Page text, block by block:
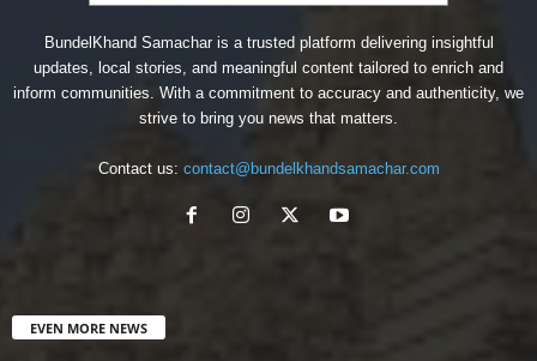
BundelKhand Samachar is a trusted platform delivering insightful
updates, local stories, and meaningful content tailored to enrich and
inform communities. With a commitment to accuracy and authenticity, we
strive to bring you news that matters.
Contact us: contact@bundelkhandsamachar.com
EVEN MORE NEWS